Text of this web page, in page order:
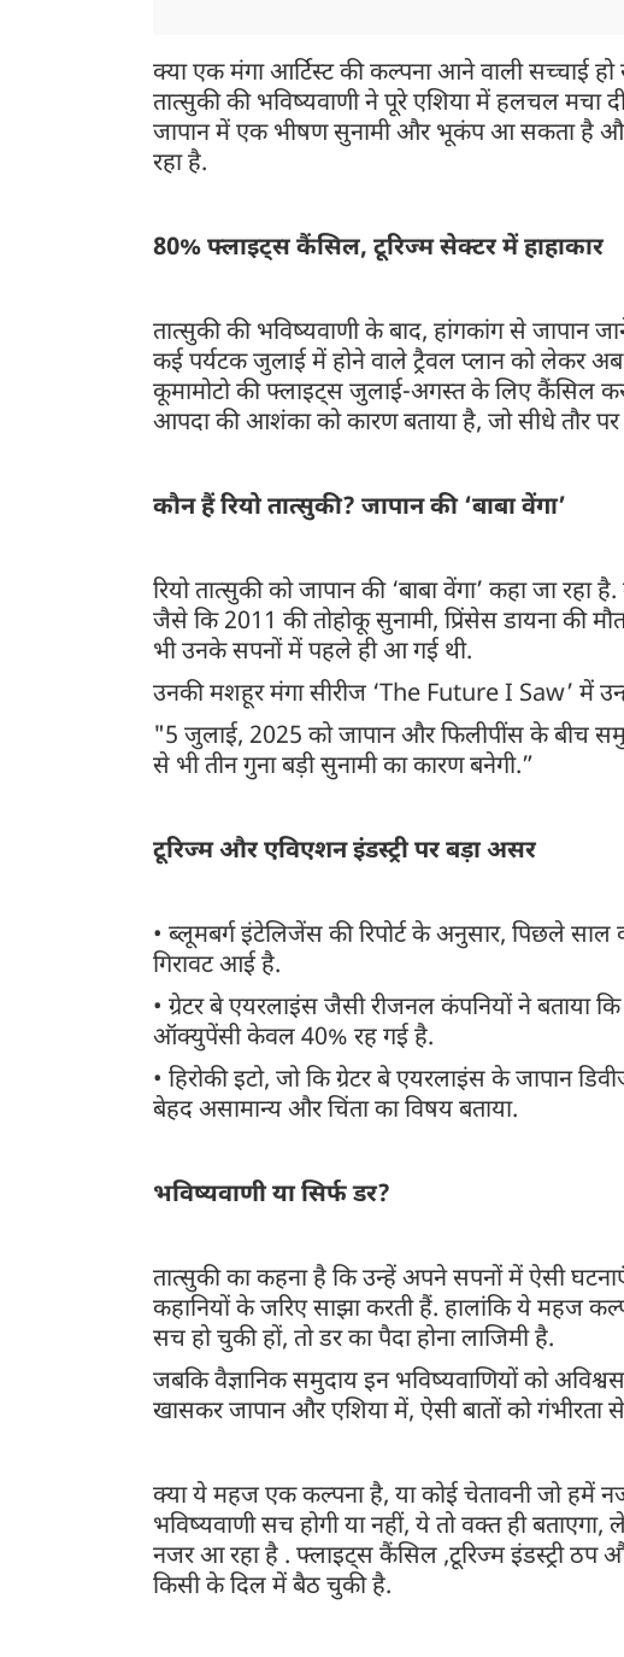
क्या एक मंगा आर्टिस्ट की कल्पना आने वाली सच्चाई हो
तात्सुकी की भविष्यवाणी ने पूरे एशिया में हलचल मचा
जापान में एक भीषण सुनामी और भूकंप आ सकता है
रहा है.
80% फ्लाइट्स कैंसिल, टूरिज्म सेक्टर में हाहाकार
तात्सुकी की भविष्यवाणी के बाद, हांगकांग से जापान
कई पर्यटक जुलाई में होने वाले ट्रैवल प्लान को लेकर
कूमामोटो की फ्लाइट्स जुलाई-अगस्त के लिए कैंसिल
आपदा की आशंका को कारण बताया है, जो सीधे तौर पर
कौन हैं रियो तात्सुकी? जापान की ‘बाबा वेंगा’
रियो तात्सुकी को जापान की ‘बाबा वेंगा’ कहा जा
जैसे कि 2011 की तोहोकू सुनामी, प्रिंसेस डायना की
भी उनके सपनों में पहले ही आ गई थी.
उनकी मशहूर मंगा सीरीज ‘The Future I Saw’ में
"5 जुलाई, 2025 को जापान और फिलीपींस के बीच
से भी तीन गुना बड़ी सुनामी का कारण बनेगी.”
टूरिज्म और एविएशन इंडस्ट्री पर बड़ा असर
• ब्लूमबर्ग इंटेलिजेंस की रिपोर्ट के अनुसार, पिछले
गिरावट आई है.
• ग्रेटर बे एयरलाइंस जैसी रीजनल कंपनियों ने बताया
ऑक्युपेंसी केवल 40% रह गई है.
• हिरोकी इटो, जो कि ग्रेटर बे एयरलाइंस के जापान
बेहद असामान्य और चिंता का विषय बताया.
भविष्यवाणी या सिर्फ डर?
तात्सुकी का कहना है कि उन्हें अपने सपनों में ऐसी
कहानियों के जरिए साझा करती हैं. हालांकि ये महज
सच हो चुकी हों, तो डर का पैदा होना लाजिमी है.
जबकि वैज्ञानिक समुदाय इन भविष्यवाणियों को
खासकर जापान और एशिया में, ऐसी बातों को गंभीरता
क्या ये महज एक कल्पना है, या कोई चेतावनी जो हमें
भविष्यवाणी सच होगी या नहीं, ये तो वक्त ही
नजर आ रहा है . फ्लाइट्स कैंसिल ,टूरिज्म इंडस्ट्री ठप
किसी के दिल में बैठ चुकी है.